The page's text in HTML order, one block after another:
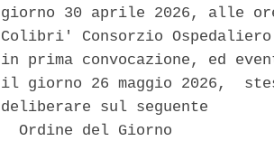
giorno 30 aprile 2026, alle
Colibri' Consorzio
in prima convocazione, ed
il giorno 26 maggio 2026,
deliberare sul seguente
  Ordine del Giorno